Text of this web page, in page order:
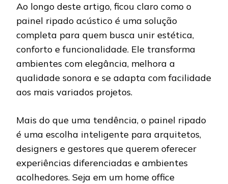
Ao longo deste artigo, ficou claro como o
painel ripado acústico é uma solução
completa para quem busca unir estética,
conforto e funcionalidade. Ele transforma
ambientes com elegância, melhora a
qualidade sonora e se adapta com facilidade
aos mais variados projetos.
Mais do que uma tendência, o painel ripado
é uma escolha inteligente para arquitetos,
designers e gestores que querem oferecer
experiências diferenciadas e ambientes
acolhedores. Seja em um home office